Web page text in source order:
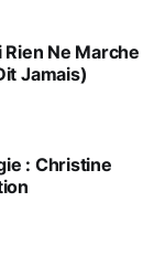
Ne Marche
Jamais)
: Christine